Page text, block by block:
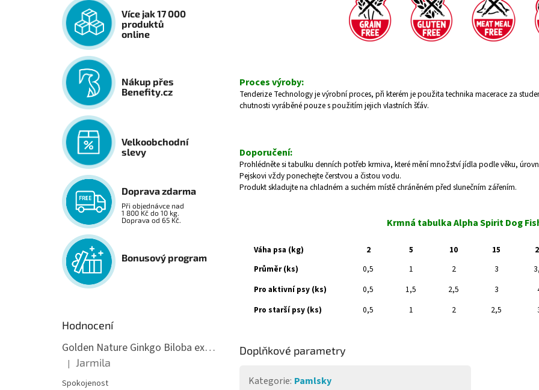
Více jak 17 000
produktů
online
Nákup přes
Benefity.cz
Velkoobchodní
slevy
Doprava zdarma
Při objednávce nad
1 800 Kč do 10 kg.
Doprava od 65 Kč.
Bonusový program
Hodnocení
Golden Nature Ginkgo Biloba extrakt 50:1 60mg, 100 kapslí
Hodnocení produktu je 5 z 5 hvězdiček.
| Jarmila
Spokojenost
Proces výroby:
Tenderize Technology je výrobní proces, při kterém je použita technika ​​macerace za
chutnosti vyráběné pouze s použitím jejich vlastních šťáv.
Doporučení:
Prohlédněte si tabulku denních potřeb krmiva, které mění množství jídla podle věku,
Pejskovi vždy ponechejte čerstvou a čistou vodu.
Produkt skladujte na chladném a suchém místě chráněném před slunečním zářením.
Krmná tabulka Alpha Spirit Dog
Váha psa (kg) 2 5 10 15
Průměr (ks)
0,5 1 2 3
Pro aktivní psy (ks)
0,5 1,5 2,5 3
Pro starší psy (ks)
0,5 1 2 2,5
Doplňkové parametry
Kategorie: Pamlsky